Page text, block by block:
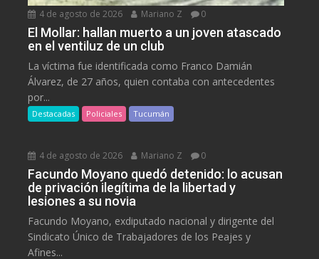
4 de agosto de 2026 Mariano Z 0
El Mollar: hallan muerto a un joven atascado
en el ventiluz de un club
La víctima fue identificada como Franco Damián
Álvarez, de 27 años, quien contaba con antecedentes
por...
Destacadas Policiales Tucumán
4 de agosto de 2026 Mariano Z 0
Facundo Moyano quedó detenido: lo acusan
de privación ilegítima de la libertad y
lesiones a su novia
Facundo Moyano, exdiputado nacional y dirigente del
Sindicato Único de Trabajadores de los Peajes y
Afines...